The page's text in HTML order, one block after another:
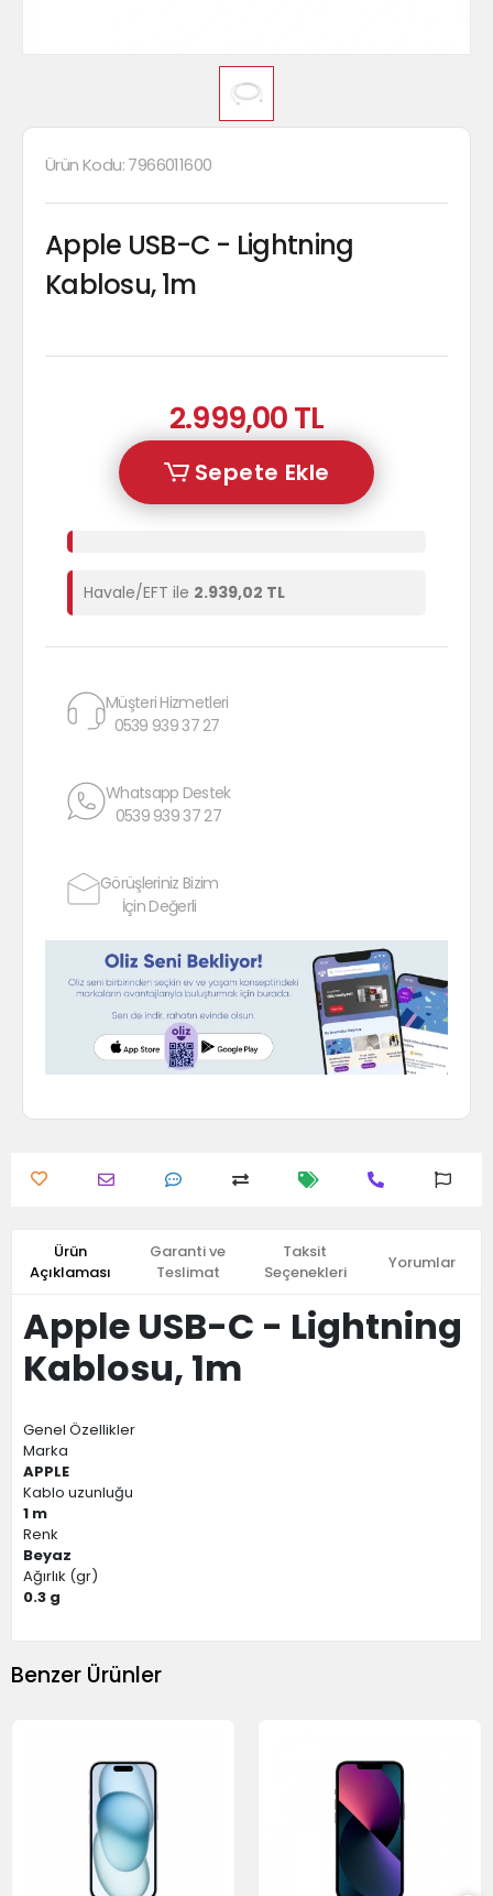
Ürün Kodu:7966011600
Apple USB-C - Lightning
Kablosu, 1m
2.999,00 TL
Sepete Ekle
Havale/EFT ile 2.939,02 TL
Müşteri Hizmetleri
0539 939 37 27
Whatsapp Destek
0539 939 37 27
Görüşleriniz Bizim
İçin Değerli
Ürün
Açıklaması
Garanti ve
Teslimat
Taksit
Seçenekleri
Yorumlar
Apple USB-C - Lightning
Kablosu, 1m
Genel Özellikler
Marka
APPLE
Kablo uzunluğu
1 m
Renk
Beyaz
Ağırlık (gr)
0.3 g
Benzer Ürünler